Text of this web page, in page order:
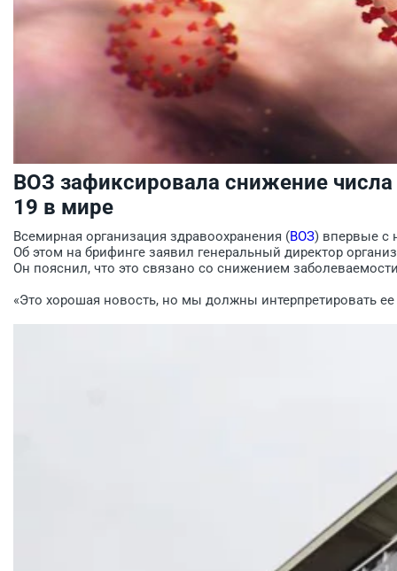
ВОЗ зафиксировала снижение числа
19 в мире
Всемирная организация здравоохранения (ВОЗ) впервые с
Об этом на брифинге заявил генеральный директор
Он пояснил, что это связано со снижением
«Это хорошая новость, но мы должны интерпретировать